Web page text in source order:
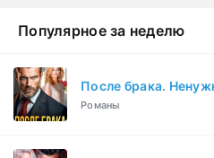
Популярное за неделю
После брака.
Романы